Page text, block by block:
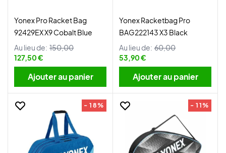
Yonex Pro Racket Bag
92429EX X9 Cobalt Blue
Au lieu de: 150,00
127,50 €
Ajouter au panier
Yonex Racketbag Pro
BAG222143 X3 Black
Au lieu de: 60,00
53,90 €
Ajouter au panier
- 18% - 11%